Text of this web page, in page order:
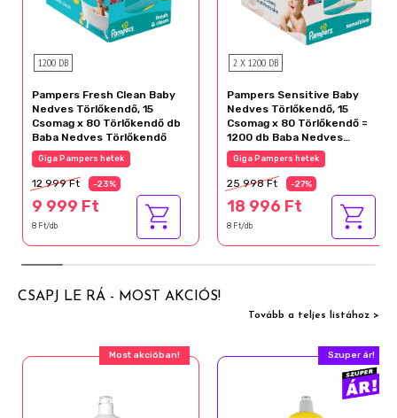
1200 DB
Pampers Fresh Clean Baby
Nedves Törlőkendő, 15
Csomag x 80 Törlőkendő db
Baba Nedves Törlőkendő
Giga Pampers hetek
12 999 Ft -23%
9 999 Ft
8 Ft/db
2 X 1200 DB
Pampers Sensitive Baby
Nedves Törlőkendő, 15
Csomag x 80 Törlőkendő =
1200 db Baba Nedves
Törlőkendő
Giga Pampers hetek
25 998 Ft -27%
18 996 Ft
8 Ft/db
CSAPJ LE RÁ - MOST AKCIÓS!
Tovább a teljes listához >
Most akcióban! Szuper ár!